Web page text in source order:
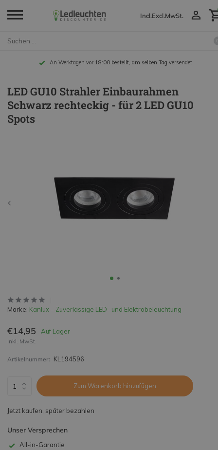
Incl.Excl.MwSt.
An Werktagen vor 18:00 bestellt, am selben Tag versendet
LED GU10 Strahler Einbaurahmen
Schwarz rechteckig - für 2 LED GU10
Spots
Marke: Kanlux – Zuverlässige LED- und Elektrobeleuchtung
€14,95 Auf Lager
inkl. MwSt.
Artikelnummer: KL194596
Zum Warenkorb hinzufügen
Jetzt kaufen, später bezahlen
Unser Versprechen
All-in-Garantie